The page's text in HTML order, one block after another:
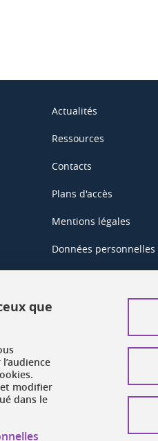
Actualités
Ressources
Contacts
Plans d'accès
Mentions légales
Données personnelles
que
modifier
dans le